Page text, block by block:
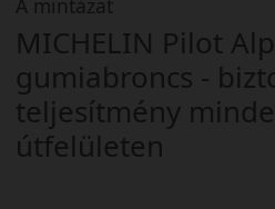
MICHELIN Pilot
gumiabroncs -
teljesítmény
útfelületen